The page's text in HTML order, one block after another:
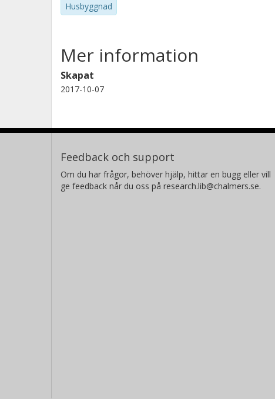
Husbyggnad
Mer information
Skapat
2017-10-07
Feedback och support
Om du har frågor, behöver hjälp, hittar en bugg eller vill
ge feedback når du oss på research.lib@chalmers.se.